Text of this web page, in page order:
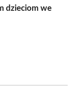
dzieciom we